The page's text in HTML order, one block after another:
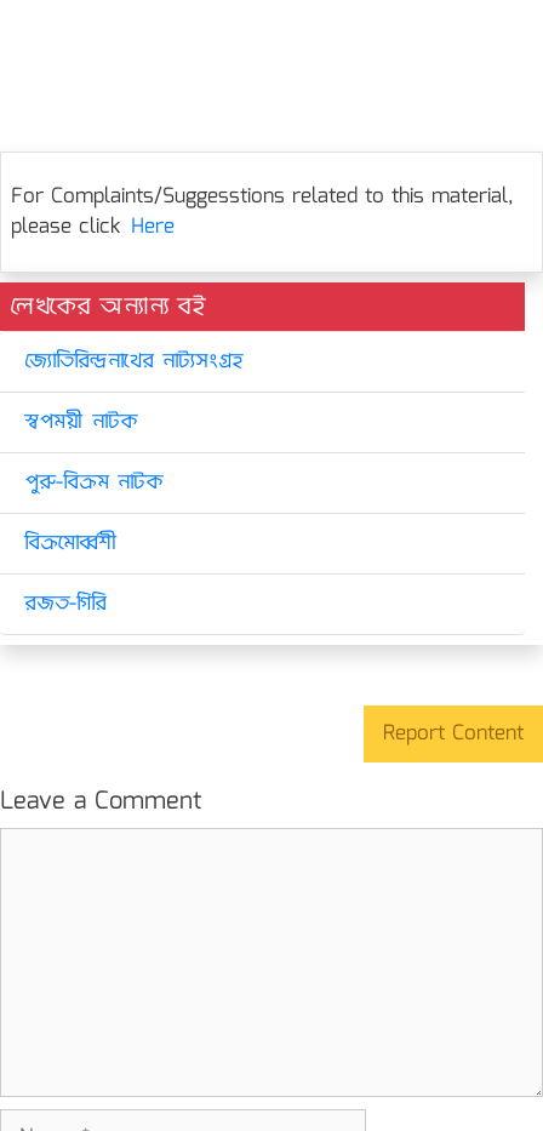
For Complaints/Suggesstions related to this material,
please click Here
লেখকের অন্যান্য বই
জ্যোতিরিন্দ্রনাথের নাট্যসংগ্রহ
স্বপময়ী নাটক
পুরু-বিক্রম নাটক
বিক্ৰমোৰ্ব্বশী
রজত-গিরি
Report Content
Leave a Comment
Name